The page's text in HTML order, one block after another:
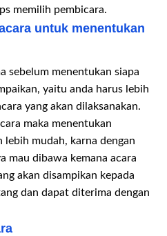
memilih pembicara.
untuk menentukan
sebelum menentukan siapa
yaitu anda harus lebih
yang akan dilaksanakan.
maka menentukan
lebih mudah, karna dengan
mau dibawa kemana acara
akan disampikan kepada
dan dapat diterima dengan